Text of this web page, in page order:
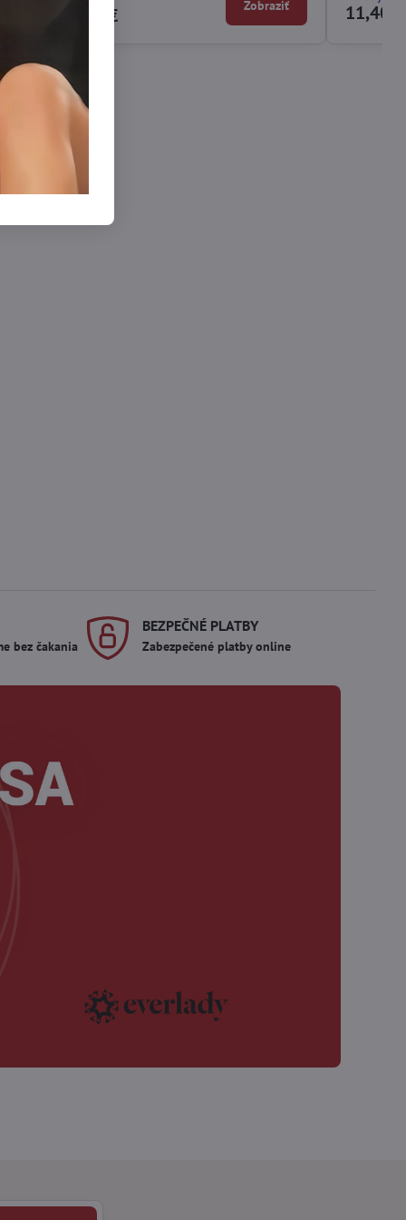
9,90 € Zobraziť 11,40 €
bez čakania
BEZPEČNÉ PLATBY
Zabezpečené platby online